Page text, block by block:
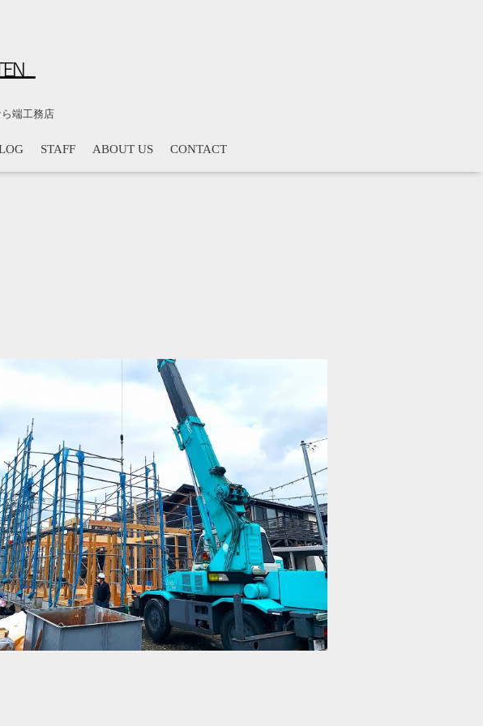
端工務店
STAFF ABOUT US CONTACT